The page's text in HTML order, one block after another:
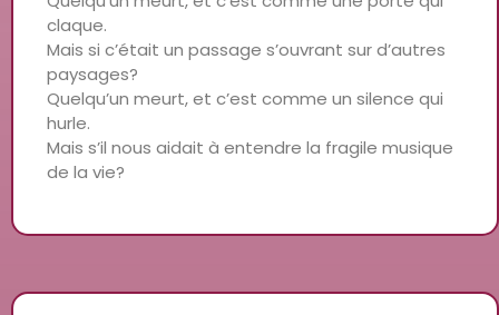
claque.
Mais si c’était un passage s’ouvrant sur d’autres
paysages?
Quelqu’un meurt, et c’est comme un silence qui
hurle.
Mais s’il nous aidait à entendre la fragile musique
de la vie?